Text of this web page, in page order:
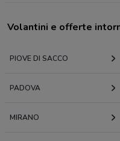
Volantini e offerte
PIOVE DI SACCO
PADOVA
MIRANO